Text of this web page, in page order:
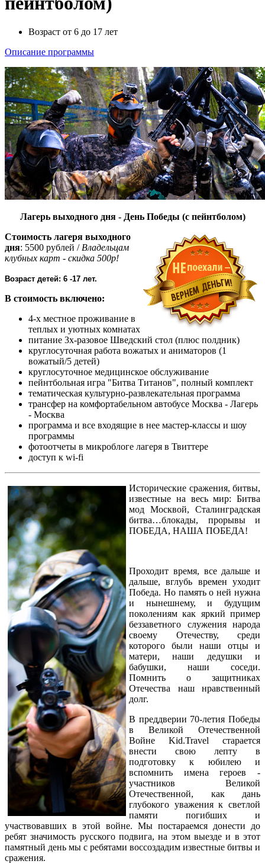
Возраст от 6 до 17 лет
Описание программы
Лагерь выходного дня - День Победы (с пейнтболом)
Стоимость лагеря выходного
дня: 5500 рублей / Владельцам
клубных карт - скидка 500р!
Возраст детей: 6 -17 лет.
В стоимость включено:
4-х местное проживание в
теплых и уютных комнатах
питание 3х-разовое Шведский стол (плюс полдник)
круглосуточная работа вожатых и аниматоров (1
вожатый/5 детей)
круглосуточное медицинское обслуживание
пейнтбольная игра "Битва Титанов", полный комплект
тематическая культурно-развлекательная программа
трансфер на комфортабельном автобусе Москва - Лагерь
- Москва
программа и все входящие в нее мастер-классы и шоу
программы
фотоотчеты в микроблоге лагеря в Твиттере
доступ к wi-fi
Исторические сражения, битвы,
известные на весь мир: Битва
мод Москвой, Сталинградская
битва…блокады, прорывы и
ПОБЕДА, НАША ПОБЕДА!
Проходит время, все дальше и
дальше, вглубь времен уходит
Победа. Но память о ней нужна
и нынешнему, и будущим
поколениям как яркий пример
беззаветного служения народа
своему Отечеству, среди
которого были наши отцы и
матери, наши дедушки и
бабушки, наши соседи.
Помнить о защитниках
Отечества наш нравственный
долг.
В преддверии 70-летия Победы
в Великой Отечественной
Войне Kid.Travel старается
внести свою лепту в
подготовку к юбилею и
вспомнить имена героев -
участников Великой
Отечественной, как дань
глубокого уважения к светлой
памяти погибших и
участвовавших в этой войне. Мы постараемся донести до
ребят значимость русского подвига, на этом выезде и в этот
памятный день мы с ребятами воссоздадим известные битвы и
сражения.